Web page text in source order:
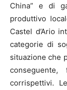
China” e di
produttivo
Castel d’Ario
categorie di
situazione che
corrispettivi.